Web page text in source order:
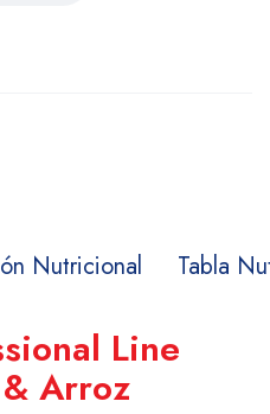
Nutricional Tabla
Line
Arroz